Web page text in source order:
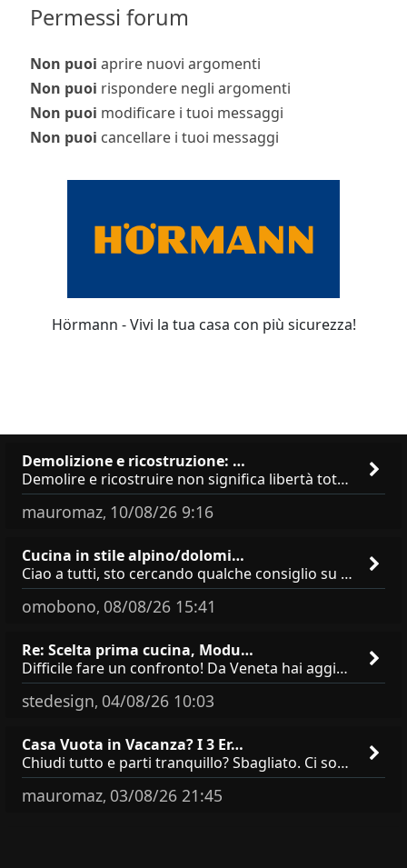
Permessi forum
Non puoi aprire nuovi argomenti
Non puoi rispondere negli argomenti
Non puoi modificare i tuoi messaggi
Non puoi cancellare i tuoi messaggi
Hörmann - Vivi la tua casa con più sicurezza!
Demolizione e ricostruzione: …
Demolire e ricostruire non significa libertà totale. Sagoma, altezza e aperture hanno vincoli precisi, anche se parti da
mauromaz, 10/08/26 9:16
Cucina in stile alpino/dolomi…
Ciao a tutti, sto cercando qualche consiglio su **marchi/produttori di cucine in stile alpino, montano o dolomitico**,
omobono, 08/08/26 15:41
Re: Scelta prima cucina, Modu…
Difficile fare un confronto! Da Veneta hai aggiunto i pensili a tutta altezza e una colonna dispensa da 30, che da soli
stedesign, 04/08/26 10:03
Casa Vuota in Vacanza? I 3 Er…
Chiudi tutto e parti tranquillo? Sbagliato. Ci sono 3 comportamenti che dicono ai ladri &quot;sono via per due settimane
mauromaz, 03/08/26 21:45